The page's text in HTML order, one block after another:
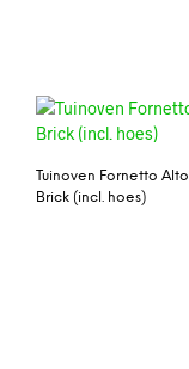
Tuinoven Fornetto Alto
Brick (incl. hoes)